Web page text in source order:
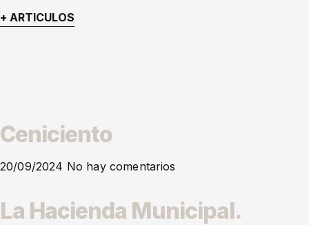
+ ARTICULOS
Ceniciento
20/09/2024 No hay comentarios
La Hacienda Municipal.